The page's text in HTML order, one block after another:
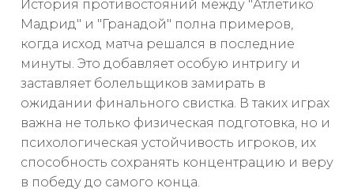
История противостояний между "Атлетико
Мадрид" и "Гранадой" полна примеров,
когда исход матча решался в последние
минуты. Это добавляет особую интригу и
заставляет болельщиков замирать в
ожидании финального свистка. В таких играх
важна не только физическая подготовка, но и
психологическая устойчивость игроков, их
способность сохранять концентрацию и веру
в победу до самого конца.